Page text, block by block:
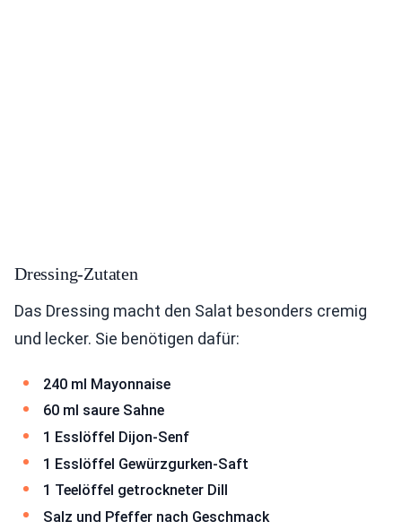
Dressing-Zutaten
Das Dressing macht den Salat besonders cremig
und lecker. Sie benötigen dafür:
240 ml Mayonnaise
60 ml saure Sahne
1 Esslöffel Dijon-Senf
1 Esslöffel Gewürzgurken-Saft
1 Teelöffel getrockneter Dill
Salz und Pfeffer nach Geschmack